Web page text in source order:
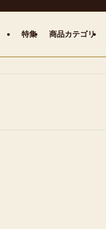
特集 商品カテゴリ